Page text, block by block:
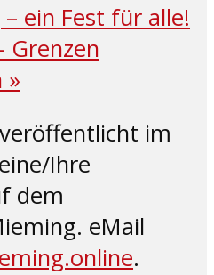
ein Fest für alle!
Grenzen
»
im
Ihre
dem
eMail
.